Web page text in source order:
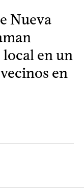
Nueva
en un
en